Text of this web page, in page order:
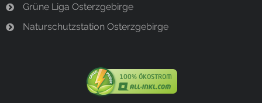
Grüne Liga Osterzgebirge
Naturschutzstation Osterzgebirge